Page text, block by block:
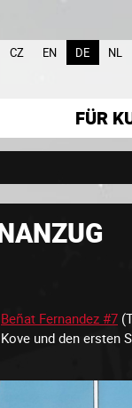
CZ EN DE NL
FÜR
Beñat Fernandez #7
und den ersten